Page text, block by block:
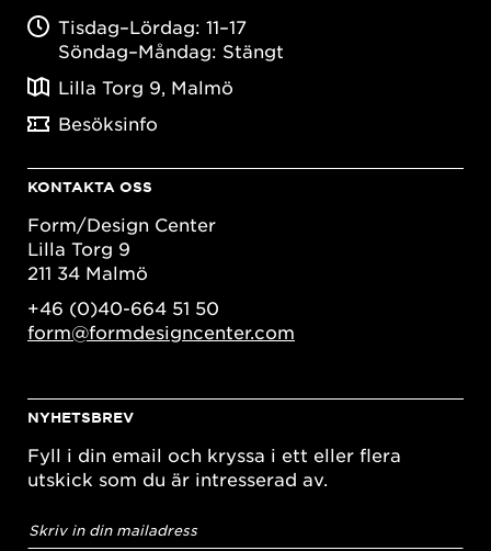
Tisdag–Lördag: 11–17
Söndag–Måndag: Stängt
Lilla Torg 9, Malmö
Besöksinfo
KONTAKTA OSS
Form/Design Center
Lilla Torg 9
211 34 Malmö
+46 (0)40-664 51 50
form@formdesigncenter.com
NYHETSBREV
Fyll i din email och kryssa i ett eller flera
utskick som du är intresserad av.
postadress*